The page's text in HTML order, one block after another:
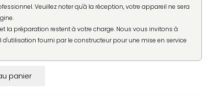
Veuillez noter qu'à la réception, votre appareil ne sera
la préparation restent à votre charge. Nous vous invitons à
fourni par le constructeur pour une mise en service
panier